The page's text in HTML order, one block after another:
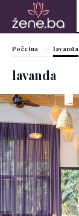
Početna lavanda
lavanda